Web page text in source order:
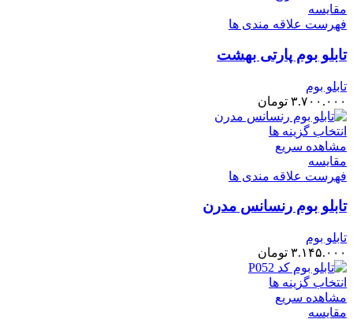
مقایسه
فهرست علاقه مندی ها
تابلو بوم پارتی بهشت
تابلو بوم
۳.۷۰۰.۰۰۰ تومان
انتخاب گزینه ها
مشاهده سریع
مقایسه
فهرست علاقه مندی ها
تابلو بوم رنسانس مدرن
تابلو بوم
۳.۱۴۵.۰۰۰ تومان
انتخاب گزینه ها
مشاهده سریع
مقایسه